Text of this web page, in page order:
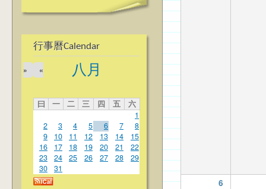
行事曆Calendar
八月
«
»
曰 一 二 三 四 五
六
1
2
3 4 5 6 7
8
9
10 11 12 13 14
15
16
17 18 19 20 21
22
23
24 25 26 27 28
29
30
31
6